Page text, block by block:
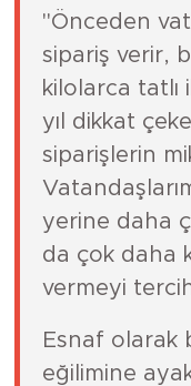
"Önceden
sipariş verir,
kilolarca tatlı
yıl dikkat
siparişlerin
yerine daha
da çok daha
vermeyi
Esnaf olarak
eğilimine